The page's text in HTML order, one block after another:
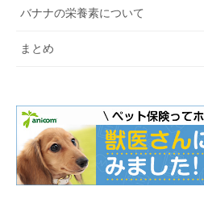
バナナの栄養素について
まとめ